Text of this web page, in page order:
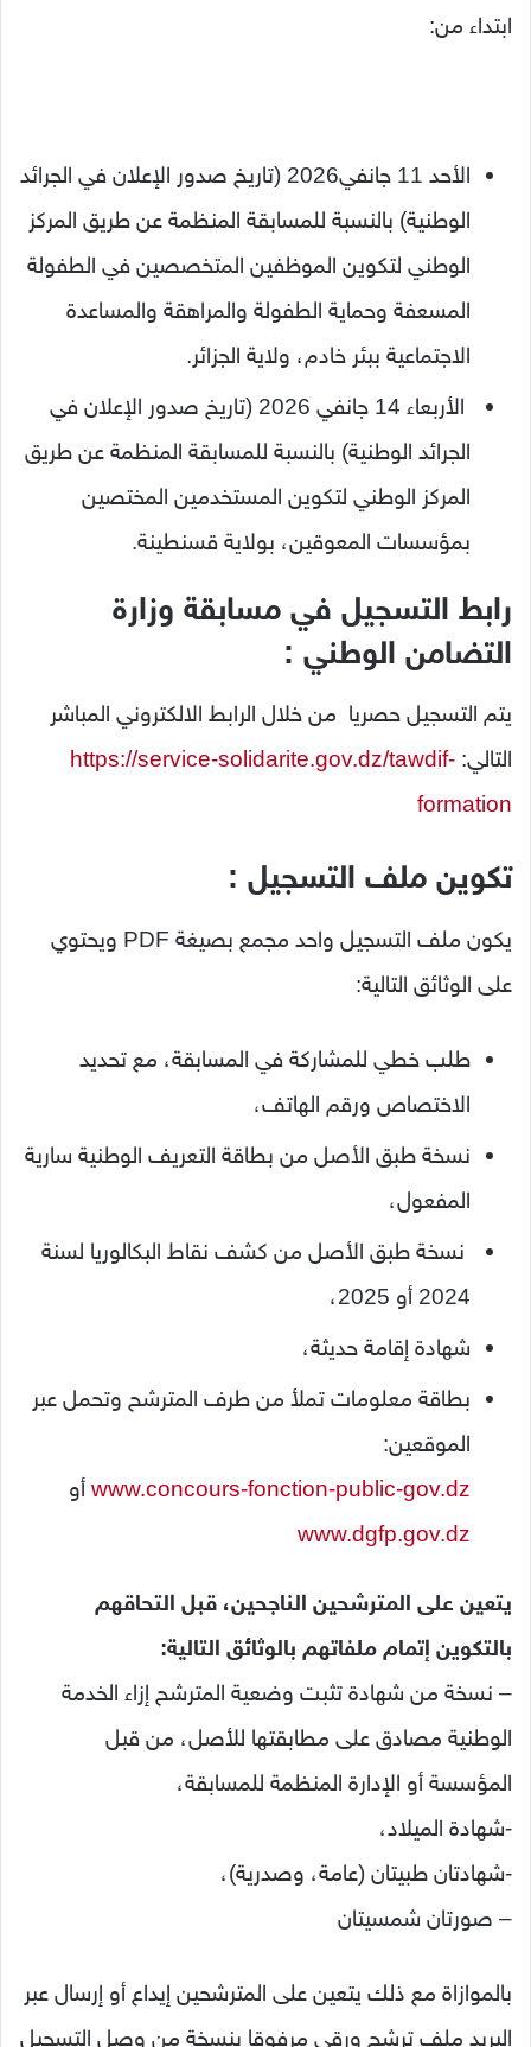
ابتداء من:
الأحد 11 جانفي2026 (تاريخ صدور الإعلان في الجرائد
الوطنية) بالنسبة للمسابقة المنظمة عن طريق المركز
الوطني لتكوين الموظفين المتخصصين في الطفولة
المسعفة وحماية الطفولة والمراهقة والمساعدة
الاجتماعية ببئر خادم، ولاية الجزائر.
الأربعاء 14 جانفي 2026 (تاريخ صدور الإعلان في
الجرائد الوطنية) بالنسبة للمسابقة المنظمة عن طريق
المركز الوطني لتكوين المستخدمين المختصين
بمؤسسات المعوقين، بولاية قسنطينة.
رابط التسجيل في مسابقة وزارة
التضامن الوطني :
يتم التسجيل حصريا من خلال الرابط الالكتروني المباشر
التالي: https://service-solidarite.gov.dz/tawdif-
formation
تكوين ملف التسجيل :
يكون ملف التسجيل واحد مجمع بصيغة PDF ويحتوي
على الوثائق التالية:
طلب خطي للمشاركة في المسابقة، مع تحديد
الاختصاص ورقم الهاتف،
نسخة طبق الأصل من بطاقة التعريف الوطنية سارية
المفعول،
نسخة طبق الأصل من كشف نقاط البكالوريا لسنة
2024 أو 2025،
شهادة إقامة حديثة،
بطاقة معلومات تملأ من طرف المترشح وتحمل عبر
الموقعين:
www.concours-fonction-public-gov.dz أو
www.dgfp.gov.dz
يتعين على المترشحين الناجحين، قبل التحاقهم
بالتكوين إتمام ملفاتهم بالوثائق التالية:
– نسخة من شهادة تثبت وضعية المترشح إزاء الخدمة
الوطنية مصادق على مطابقتها للأصل، من قبل
المؤسسة أو الإدارة المنظمة للمسابقة،
-شهادة الميلاد،
-شهادتان طبيتان (عامة، وصدرية)،
– صورتان شمسيتان
بالموازاة مع ذلك يتعين على المترشحين إيداع أو إرسال عبر
البريد ملف ترشح ورقي مرفوقا بنسخة من وصل التسجيل